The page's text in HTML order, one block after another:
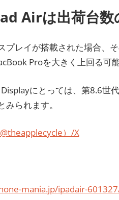
Airは出荷台
プレイが搭載された場合、
Proを大きく上回る可
にとっては、第8.6世
られます。
）/X
mania.jp/ipadair-